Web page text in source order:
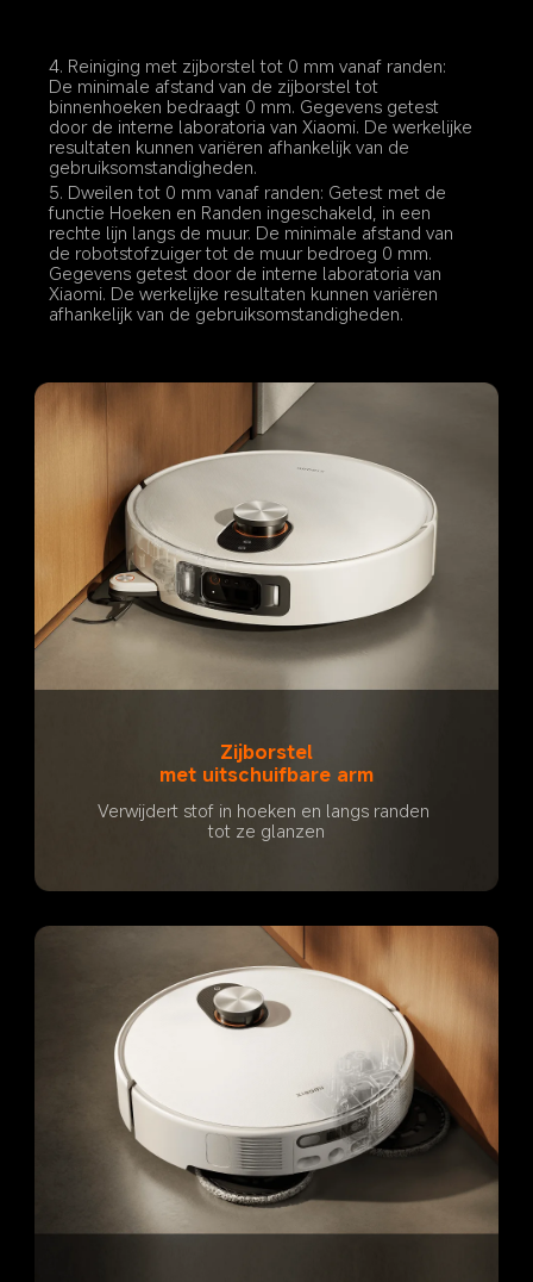
4. Reiniging met zijborstel tot 0 mm vanaf randen:
De minimale afstand van de zijborstel tot
binnenhoeken bedraagt 0 mm. Gegevens getest
door de interne laboratoria van Xiaomi. De werkelijke
resultaten kunnen variëren afhankelijk van de
gebruiksomstandigheden.
5. Dweilen tot 0 mm vanaf randen: Getest met de
functie Hoeken en Randen ingeschakeld, in een
rechte lijn langs de muur. De minimale afstand van
de robotstofzuiger tot de muur bedroeg 0 mm.
Gegevens getest door de interne laboratoria van
Xiaomi. De werkelijke resultaten kunnen variëren
afhankelijk van de gebruiksomstandigheden.
Zijborstel
met uitschuifbare arm
Verwijdert stof in hoeken en langs randen
tot ze glanzen